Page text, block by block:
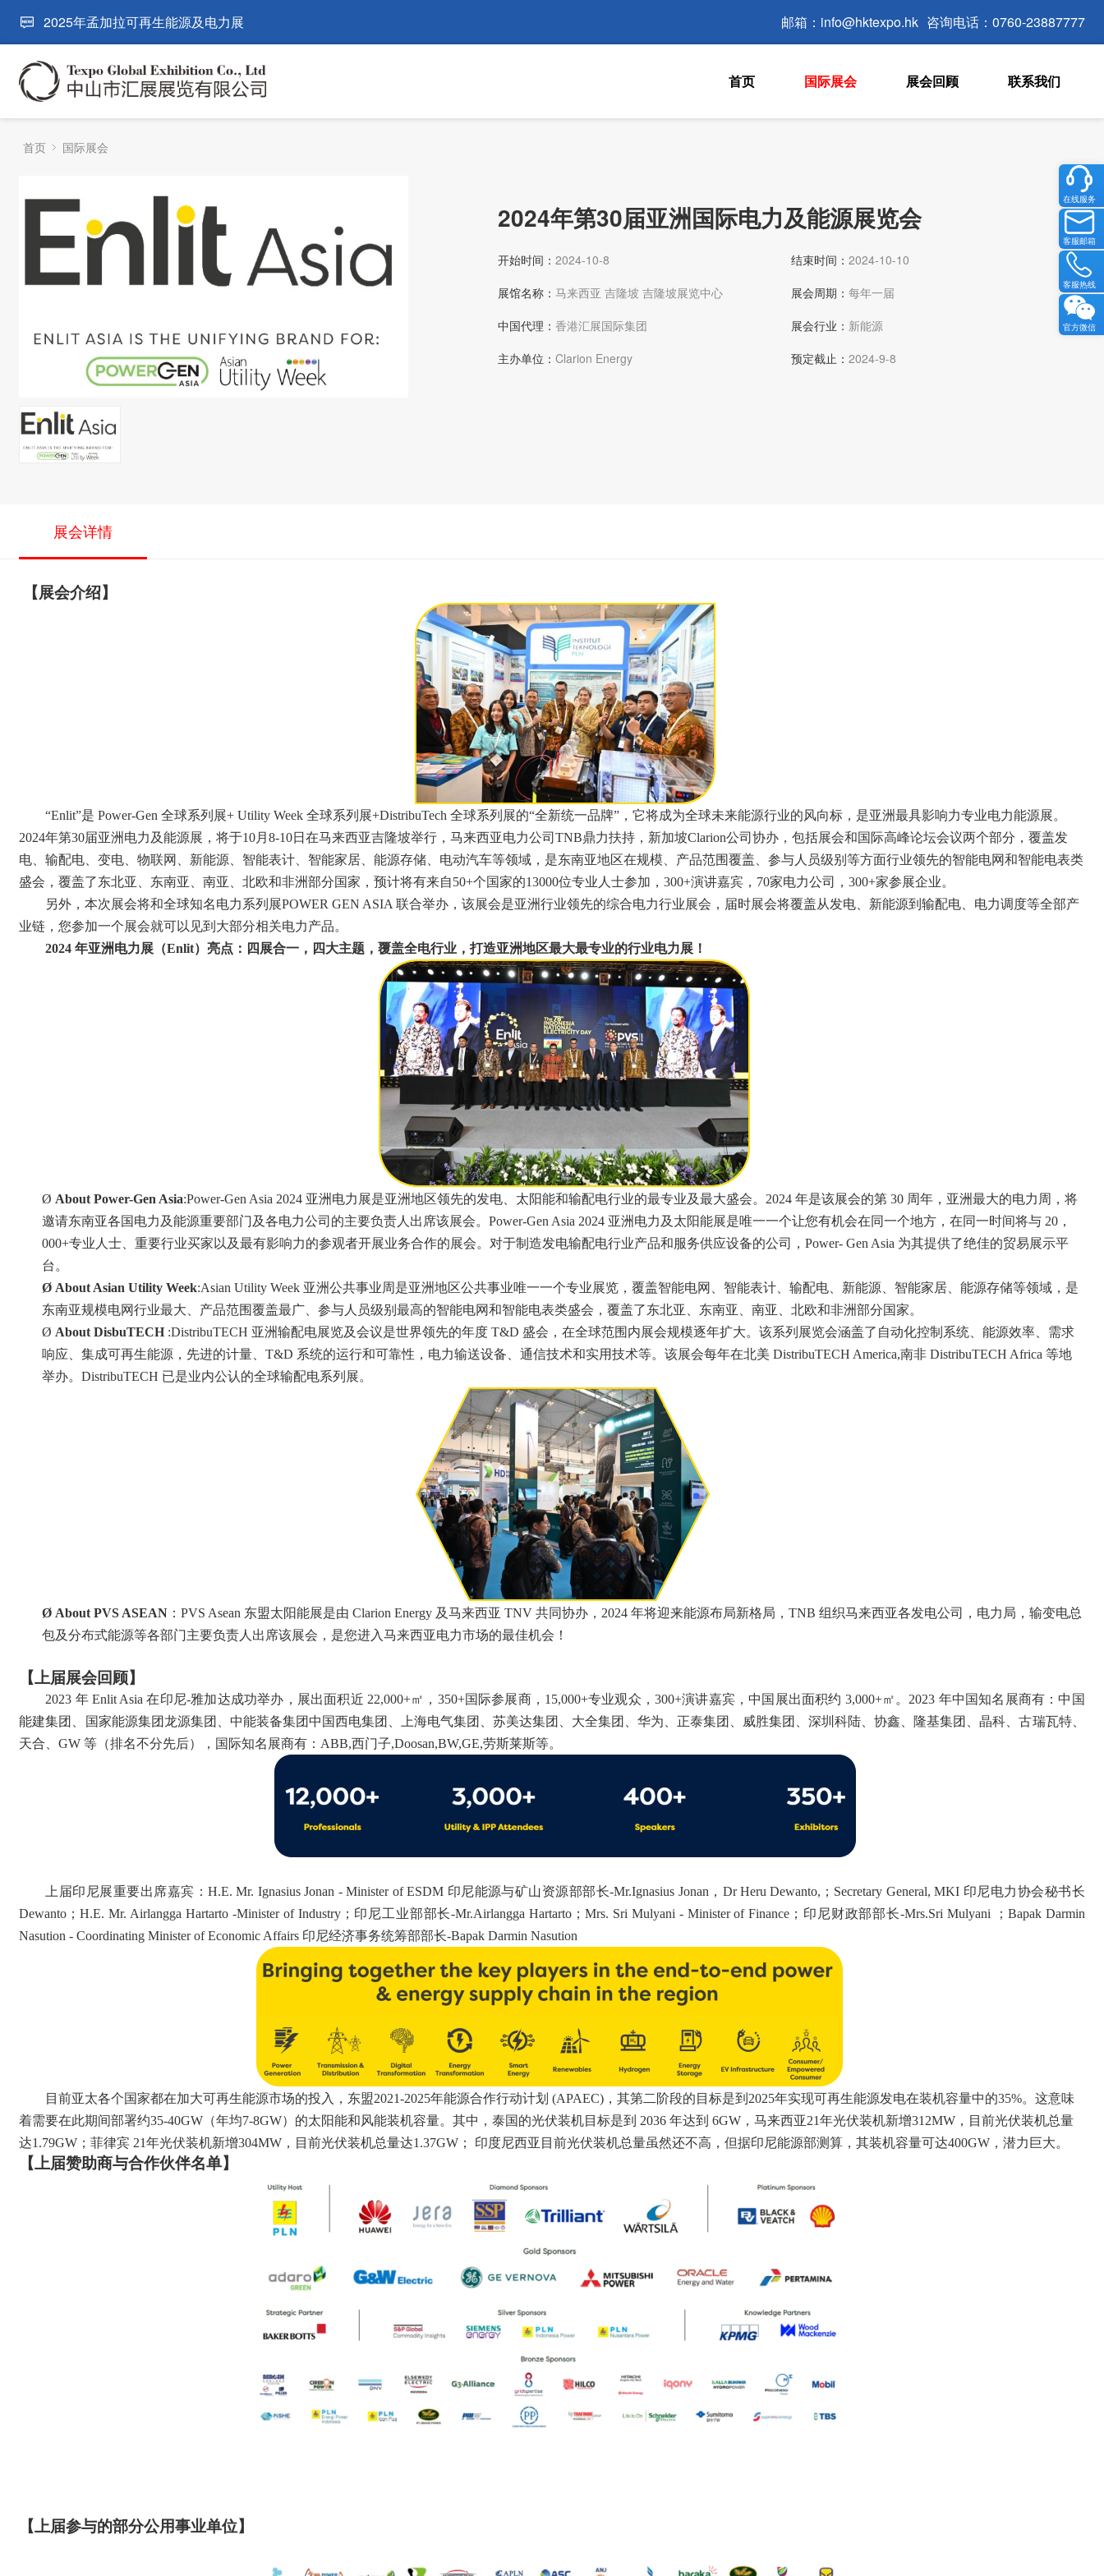
2025年孟加拉可再生能源及电力展 邮箱：info@hktexpo.hk 咨询电话：0760-23887777
首页 国际展会 展会回顾 联系我们
首页 国际展会
2024年第30届亚洲国际电力及能源展览会
开始时间：2024-10-8 结束时间：2024-10-10
展馆名称：马来西亚 吉隆坡 吉隆坡展览中心 展会周期：每年一届
中国代理：香港汇展国际集团 展会行业： 新能源
主办单位：Clarion Energy 预定截止：2024-9-8
展会详情
【展会介绍】
“Enlit”是 Power-Gen 全球系列展+ Utility Week 全球系列展+DistribuTech 全球系列展的“全新统一品牌”，它将成为全球未来能源行业的风向标，是亚洲最具影响力专业电力能源展。
2024年第30届亚洲电力及能源展，将于10月8-10日在马来西亚吉隆坡举行，马来西亚电力公司TNB鼎力扶持，新加坡Clarion公司协办，包括展会和国际高峰论坛会议两个部分，覆盖发
电、输配电、变电、物联网、新能源、智能表计、智能家居、能源存储、电动汽车等领域，是东南亚地区在规模、产品范围覆盖、参与人员级别等方面行业领先的智能电网和智能电表类
盛会，覆盖了东北亚、东南亚、南亚、北欧和非洲部分国家，预计将有来自50+个国家的13000位专业人士参加，300+演讲嘉宾，70家电力公司，300+家参展企业。
另外，本次展会将和全球知名电力系列展POWER GEN ASIA 联合举办，该展会是亚洲行业领先的综合电力行业展会，届时展会将覆盖从发电、新能源到输配电、电力调度等全部产
业链，您参加一个展会就可以见到大部分相关电力产品。
2024 年亚洲电力展（Enlit）亮点：四展合一，四大主题，覆盖全电行业，打造亚洲地区最大最专业的行业电力展！
ØAbout Power-Gen Asia:Power-Gen Asia 2024 亚洲电力展是亚洲地区领先的发电、太阳能和输配电行业的最专业及最大盛会。2024 年是该展会的第 30 周年，亚洲最大的电力周，将
邀请东南亚各国电力及能源重要部门及各电力公司的主要负责人出席该展会。Power-Gen Asia 2024 亚洲电力及太阳能展是唯一一个让您有机会在同一个地方，在同一时间将与 20，
000+专业人士、重要行业买家以及最有影响力的参观者开展业务合作的展会。对于制造发电输配电行业产品和服务供应设备的公司，Power- Gen Asia 为其提供了绝佳的贸易展示平
台。
ØAbout Asian Utility Week:Asian Utility Week 亚洲公共事业周是亚洲地区公共事业唯一一个专业展览，覆盖智能电网、智能表计、输配电、新能源、智能家居、能源存储等领域，是
东南亚规模电网行业最大、产品范围覆盖最广、参与人员级别最高的智能电网和智能电表类盛会，覆盖了东北亚、东南亚、南亚、北欧和非洲部分国家。
ØAbout DisbuTECH :DistribuTECH 亚洲输配电展览及会议是世界领先的年度 T&D 盛会，在全球范围内展会规模逐年扩大。该系列展览会涵盖了自动化控制系统、能源效率、需求
响应、集成可再生能源，先进的计量、T&D 系统的运行和可靠性，电力输送设备、通信技术和实用技术等。该展会每年在北美 DistribuTECH America,南非 DistribuTECH Africa 等地
举办。DistribuTECH 已是业内公认的全球输配电系列展。
ØAbout PVS ASEAN ：PVS Asean 东盟太阳能展是由 Clarion Energy 及马来西亚 TNV 共同协办，2024 年将迎来能源布局新格局，TNB 组织马来西亚各发电公司，电力局，输变电总
包及分布式能源等各部门主要负责人出席该展会，是您进入马来西亚电力市场的最佳机会！
【上届展会回顾】
2023 年 Enlit Asia 在印尼-雅加达成功举办，展出面积近 22,000+㎡，350+国际参展商，15,000+专业观众，300+演讲嘉宾，中国展出面积约 3,000+㎡。2023 年中国知名展商有：中国
能建集团、国家能源集团龙源集团、中能装备集团中国西电集团、上海电气集团、苏美达集团、大全集团、华为、正泰集团、威胜集团、深圳科陆、协鑫、隆基集团、晶科、古瑞瓦特、
天合、GW 等（排名不分先后），国际知名展商有：ABB,西门子,Doosan,BW,GE,劳斯莱斯等。
上届印尼展重要出席嘉宾： H.E. Mr. Ignasius Jonan - Minister of ESDM 印尼能源与矿山资源部部长-Mr.Ignasius Jonan，Dr Heru Dewanto,；Secretary General, MKI 印尼电力协会秘书长
Dewanto；H.E. Mr. Airlangga Hartarto -Minister of Industry；印尼工业部部长-Mr.Airlangga Hartarto；Mrs. Sri Mulyani - Minister of Finance；印尼财政部部长-Mrs.Sri Mulyani ；Bapak Darmin
Nasution - Coordinating Minister of Economic Affairs 印尼经济事务统筹部部长-Bapak Darmin Nasution
目前亚太各个国家都在加大可再生能源市场的投入，东盟2021-2025年能源合作行动计划 (APAEC) ，其第二阶段的目标是到2025年实现可再生能源发电在装机容量中的35%。这意味
着需要在此期间部署约35-40GW（年均7-8GW）的太阳能和风能装机容量。其中，泰国的光伏装机目标是到 2036 年达到 6GW，马来西亚21年光伏装机新增312MW，目前光伏装机总量
达1.79GW；菲律宾 21年光伏装机新增304MW，目前光伏装机总量达1.37GW； 印度尼西亚目前光伏装机总量虽然还不高，但据印尼能源部测算，其装机容量可达400GW，潜力巨大。
【上届赞助商与合作伙伴名单】
【上届参与的部分公用事业单位】
在线服务
客服邮箱
客服热线
官方微信